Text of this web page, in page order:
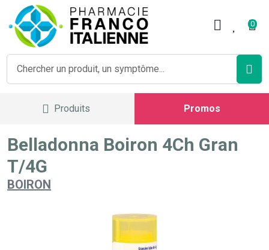
0
Produits Promos
Belladonna Boiron 4Ch Gran
T/4G
BOIRON